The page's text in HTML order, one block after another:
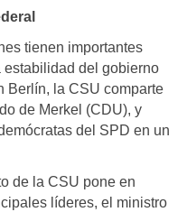
tienen importantes
estabilidad del gobierno
Berlín, la CSU comparte
de Merkel (CDU), y
del SPD en un
de la CSU pone en
líderes, el ministro